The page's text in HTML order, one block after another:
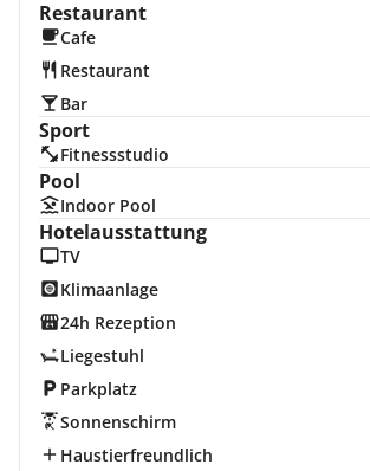
Restaurant
Cafe
Restaurant
Bar
Sport
Fitnessstudio
Pool
Indoor Pool
Hotelausstattung
TV
Klimaanlage
24h Rezeption
Liegestuhl
Parkplatz
Sonnenschirm
Haustierfreundlich